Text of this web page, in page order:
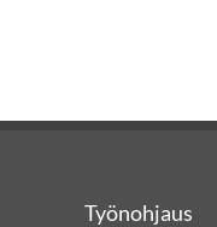
Työnohjaus